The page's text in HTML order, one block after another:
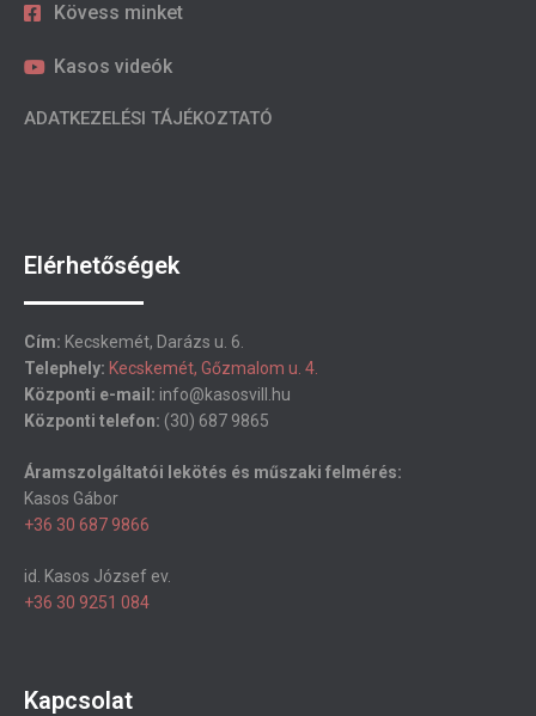
Kövess minket
Kasos videók
ADATKEZELÉSI TÁJÉKOZTATÓ
Elérhetőségek
Cím: Kecskemét, Darázs u. 6.
Telephely: Kecskemét, Gőzmalom u. 4.
Központi e-mail: info@kasosvill.hu
Központi telefon: (30) 687 9865
Áramszolgáltatói lekötés és műszaki felmérés:
Kasos Gábor
+36 30 687 9866
id. Kasos József ev.
+36 30 9251 084
Kapcsolat